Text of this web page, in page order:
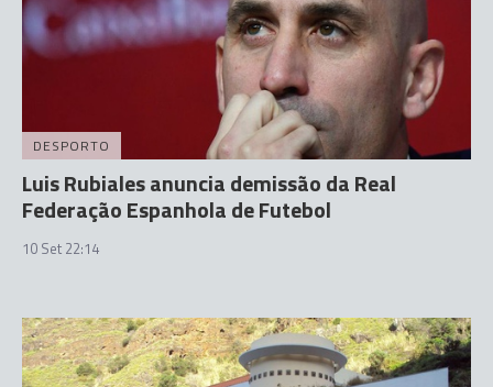
DESPORTO
Luis Rubiales anuncia demissão da Real
Federação Espanhola de Futebol
10 Set 22:14